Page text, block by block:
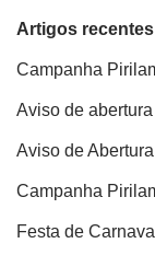
Artigos recentes
Campanha
Aviso de
Aviso de
Campanha
Festa de Carnaval